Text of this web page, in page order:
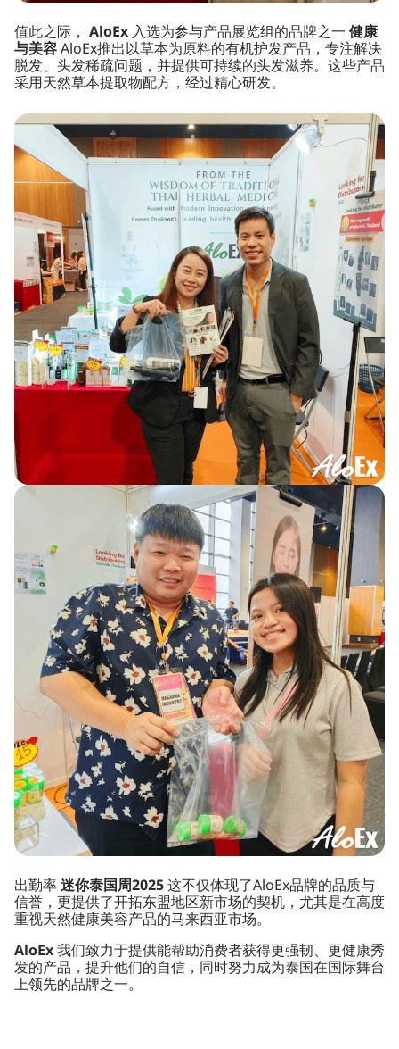
值此之际， AloEx入选为参与产品展览组的品牌之一 健康
与美容AloEx推出以草本为原料的有机护发产品，专注解决
脱发、头发稀疏问题，并提供可持续的头发滋养。这些产品
采用天然草本提取物配方，经过精心研发。
出勤率迷你泰国周2025这不仅体现了AloEx品牌的品质与
信誉，更提供了开拓东盟地区新市场的契机，尤其是在高度
重视天然健康美容产品的马来西亚市场。
AloEx我们致力于提供能帮助消费者获得更强韧、更健康秀
发的产品，提升他们的自信，同时努力成为泰国在国际舞台
上领先的品牌之一。